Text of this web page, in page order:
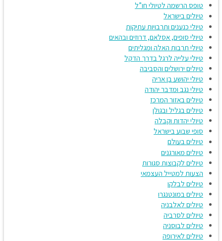
טופס הרשמה לטיולי חו”ל
טיולים בישראל
טיולי כנענים ותרבויות עתיקות
טיולי סופים, אסלאם, דרוזים ובהאים
טיולי תרבות האלה ומגליתים
טיולי עלייה לרגל בדרך הדקל
טיולים ירושלים והסביבה
טיולי יהושע בן אריה
טיולי נגב ומדבר יהודה
טיולים באזור המרכז
טיולים בגליל ובגולן
טיולי יהדות וקבלה
סופי שבוע בישראל
טיולים בעולם
טיולים מאורגנים
טיולים לקבוצות סגורות
הצעות למטייל העצמאי
טיולים לבלקן
טיולים במונטנגרו
טיולים לאלבניה
טיולים לסרביה
טיולים לבוסניה
טיולים לאירופה